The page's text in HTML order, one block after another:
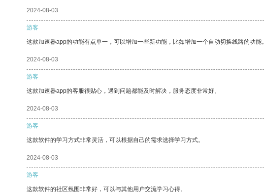
2024-08-03
游客
这款加速器app的功能有点单一，可以增加一些新功能，比如增加一个自动切换线路的功能。
2024-08-03
游客
这款加速器app的客服很贴心，遇到问题都能及时解决，服务态度非常好。
2024-08-03
游客
这款软件的学习方式非常灵活，可以根据自己的需求选择学习方式。
2024-08-03
游客
这款软件的社区氛围非常好，可以与其他用户交流学习心得。